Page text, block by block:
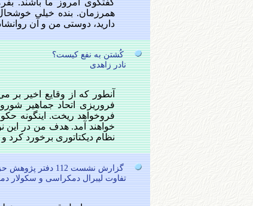
گفتگوی امروز ما باشند.
همرزمان. بنده خیلی
دارید، دوستی من و آن روانشاد بیش از 62 سال است. یعنی ما
کُشتن به نفع کیست؟
نادر زاهدی
آنطور که از وقایع اخیر بر
فروریزی اتحاد جماهیر
فروخواهد ریخت. اینگونه
خواهند آمد. هدف من در این
نظام دیکتاتوری برخورد کرد
گزارش نشست 112 دفتر پژوهش حزب مشروطه ایران ( لیبرال دمکرات)
تفاوت لیبرال دمکراسی و سکولار